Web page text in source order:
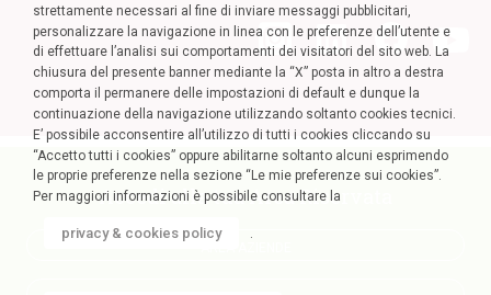
Accedi alla tua Area Riservata
strettamente necessari al fine di inviare messaggi pubblicitari,
personalizzare la navigazione in linea con le preferenze dell’utente e
di effettuare l’analisi sui comportamenti dei visitatori del sito web. La
chiusura del presente banner mediante la “X” posta in altro a destra
comporta il permanere delle impostazioni di default e dunque la
continuazione della navigazione utilizzando soltanto cookies tecnici.
E’ possibile acconsentire all’utilizzo di tutti i cookies cliccando su
“Accetto tutti i cookies” oppure abilitarne soltanto alcuni esprimendo
le proprie preferenze nella sezione “Le mie preferenze sui cookies”.
Per maggiori informazioni è possibile consultare la
privacy & cookies policy .